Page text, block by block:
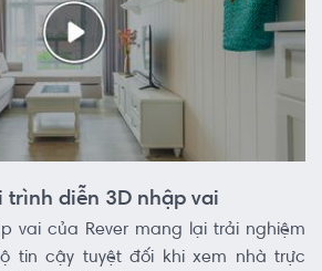
trình diễn 3D nhập vai
vai của Rever mang lại trải nghiệm
tin cậy tuyệt đối khi xem nhà trực